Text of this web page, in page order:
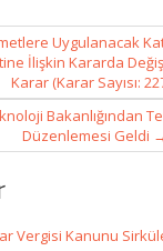
Uygulanacak
İlişkin Kararda
Karar (Karar Sayısı:
Bakanlığından
Düzenlemesi Geldi
Vergisi Kanunu